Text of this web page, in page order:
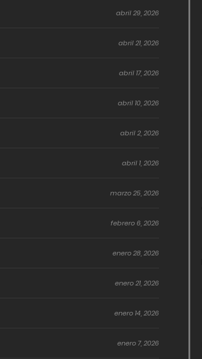
abril 29, 2026
abril 21, 2026
abril 17, 2026
abril 10, 2026
abril 2, 2026
abril 1, 2026
marzo 25, 2026
febrero 6, 2026
enero 28, 2026
enero 21, 2026
enero 14, 2026
enero 7, 2026